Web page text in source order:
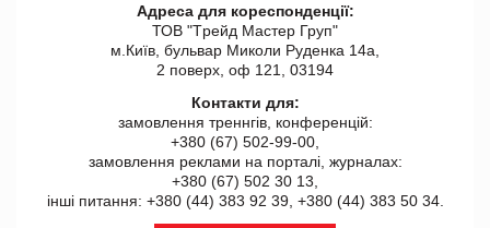
Адреса для кореспонденції:
ТОВ "Tрейд Мастер Груп"
м.Київ, бульвар Миколи Руденка 14а,
2 поверх, оф 121, 03194
Контакти для:
замовлення треннгів, конференцій:
+380 (67) 502-99-00,
замовлення реклами на порталі, журналах:
+380 (67) 502 30 13,
інші питання: +380 (44) 383 92 39, +380 (44) 383 50 34.